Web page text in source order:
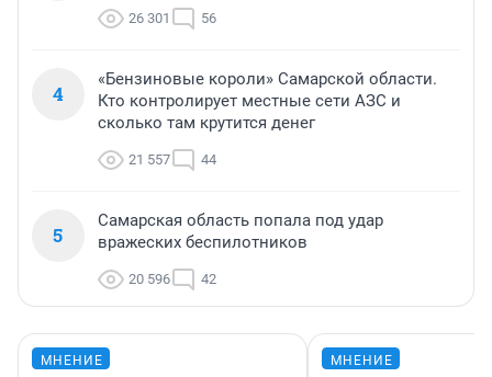
26 301 56
4
«Бензиновые короли» Самарской области.
Кто контролирует местные сети АЗС и
сколько там крутится денег
21 557 44
5
Самарская область попала под удар
вражеских беспилотников
20 596 42
МНЕНИЕ МНЕНИЕ